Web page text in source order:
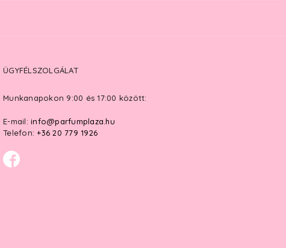
ÜGYFÉLSZOLGÁLAT
Munkanapokon 9:00 és 17:00 között:
E-mail: info@parfumplaza.hu
Telefon: +36 20 779 1926